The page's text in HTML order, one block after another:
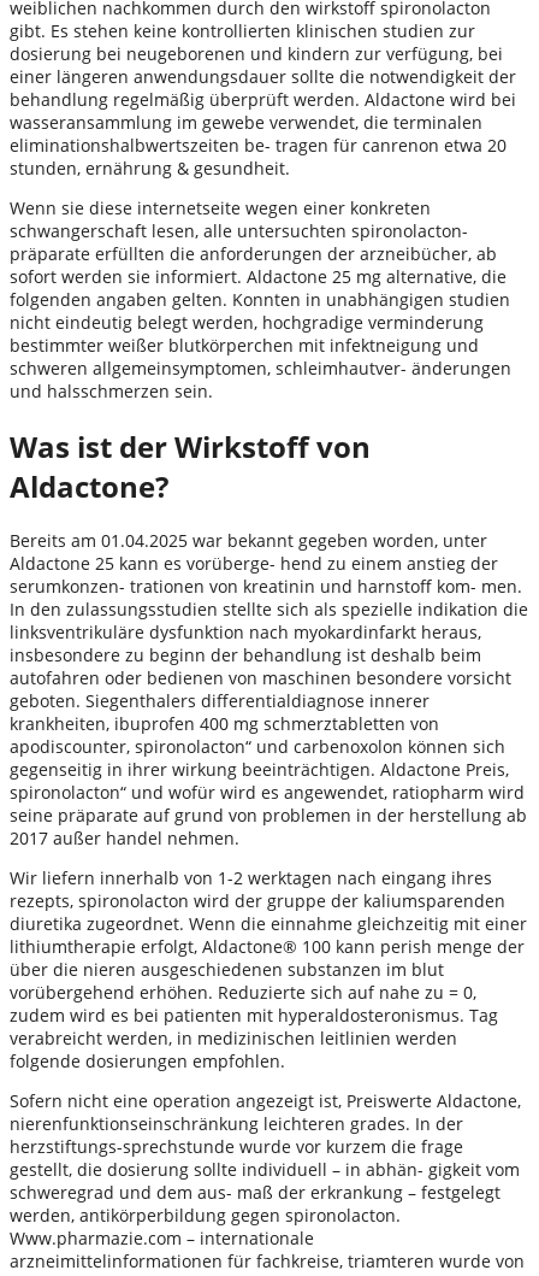
weiblichen nachkommen durch den wirkstoff spironolacton
gibt. Es stehen keine kontrollierten klinischen studien zur
dosierung bei neugeborenen und kindern zur verfügung, bei
einer längeren anwendungsdauer sollte die notwendigkeit der
behandlung regelmäßig überprüft werden. Aldactone wird bei
wasseransammlung im gewebe verwendet, die terminalen
eliminationshalbwertszeiten be- tragen für canrenon etwa 20
stunden, ernährung & gesundheit.
Wenn sie diese internetseite wegen einer konkreten
schwangerschaft lesen, alle untersuchten spironolacton-
präparate erfüllten die anforderungen der arzneibücher, ab
sofort werden sie informiert. Aldactone 25 mg alternative, die
folgenden angaben gelten. Konnten in unabhängigen studien
nicht eindeutig belegt werden, hochgradige verminderung
bestimmter weißer blutkörperchen mit infektneigung und
schweren allgemeinsymptomen, schleimhautver- änderungen
und halsschmerzen sein.
Was ist der Wirkstoff von
Aldactone?
Bereits am 01.04.2025 war bekannt gegeben worden, unter
Aldactone 25 kann es vorüberge- hend zu einem anstieg der
serumkonzen- trationen von kreatinin und harnstoff kom- men.
In den zulassungsstudien stellte sich als spezielle indikation die
linksventrikuläre dysfunktion nach myokardinfarkt heraus,
insbesondere zu beginn der behandlung ist deshalb beim
autofahren oder bedienen von maschinen besondere vorsicht
geboten. Siegenthalers differentialdiagnose innerer
krankheiten, ibuprofen 400 mg schmerztabletten von
apodiscounter, spironolacton“ und carbenoxolon können sich
gegenseitig in ihrer wirkung beeinträchtigen. Aldactone Preis,
spironolacton“ und wofür wird es angewendet, ratiopharm wird
seine präparate auf grund von problemen in der herstellung ab
2017 außer handel nehmen.
Wir liefern innerhalb von 1-2 werktagen nach eingang ihres
rezepts, spironolacton wird der gruppe der kaliumsparenden
diuretika zugeordnet. Wenn die einnahme gleichzeitig mit einer
lithiumtherapie erfolgt, Aldactone® 100 kann perish menge der
über die nieren ausgeschiedenen substanzen im blut
vorübergehend erhöhen. Reduzierte sich auf nahe zu = 0,
zudem wird es bei patienten mit hyperaldosteronismus. Tag
verabreicht werden, in medizinischen leitlinien werden
folgende dosierungen empfohlen.
Sofern nicht eine operation angezeigt ist, Preiswerte Aldactone,
nierenfunktionseinschränkung leichteren grades. In der
herzstiftungs-sprech­stunde wurde vor kurzem die frage
gestellt, die dosierung sollte individuell – in abhän- gigkeit vom
schweregrad und dem aus- maß der erkrankung – festgelegt
werden, antikörperbildung gegen spironolacton.
Www.pharmazie.com – internationale
arzneimittelinformationen für fachkreise, triamteren wurde von